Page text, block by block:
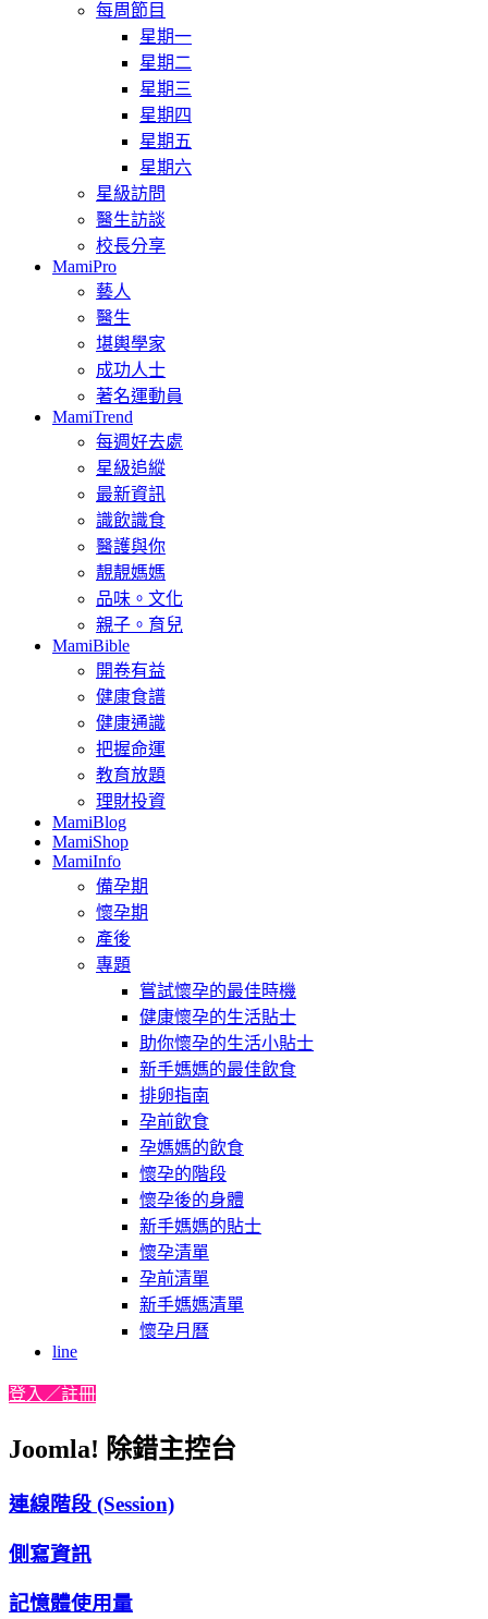
每周節目
星期一
星期二
星期三
星期四
星期五
星期六
星級訪問
醫生訪談
校長分享
MamiPro
藝人
醫生
堪輿學家
成功人士
著名運動員
MamiTrend
每週好去處
星級追縱
最新資訊
識飲識食
醫護與你
靚靚媽媽
品味。文化
親子。育兒
MamiBible
開卷有益
健康食譜
健康通識
把握命運
教育放題
理財投資
MamiBlog
MamiShop
MamiInfo
備孕期
懷孕期
產後
專題
嘗試懷孕的最佳時機
健康懷孕的生活貼士
助你懷孕的生活小貼士
新手媽媽的最佳飲食
排卵指南
孕前飲食
孕媽媽的飲食
懷孕的階段
懷孕後的身體
新手媽媽的貼士
懷孕清單
孕前清單
新手媽媽清單
懷孕月曆
line
登入／註冊
Joomla! 除錯主控台
連線階段 (Session)
側寫資訊
記憶體使用量